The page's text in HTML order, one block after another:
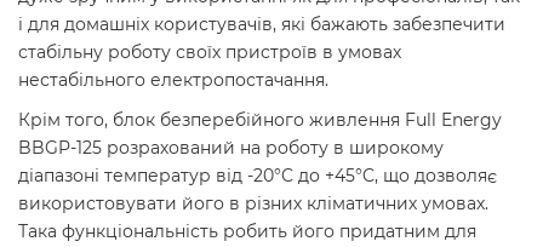
і для домашніх користувачів, які бажають забезпечити
стабільну роботу своїх пристроїв в умовах
нестабільного електропостачання.
Крім того, блок безперебійного живлення Full Energy
BBGP-125 розрахований на роботу в широкому
діапазоні температур від -20°C до +45°C, що дозволяє
використовувати його в різних кліматичних умовах.
Така функціональність робить його придатним для